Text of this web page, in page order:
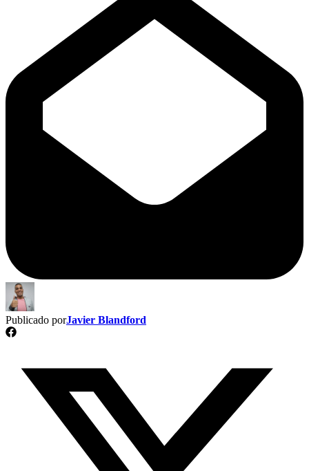
Publicado porJavier Blandford